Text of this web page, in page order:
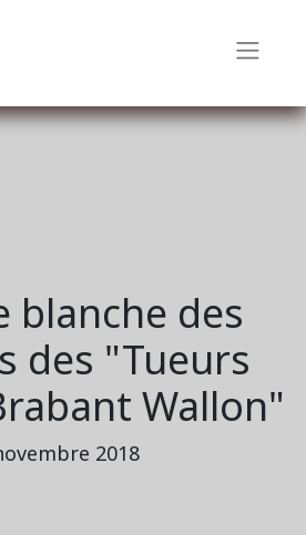
blanche des
des "Tueurs
Wallon"
2018